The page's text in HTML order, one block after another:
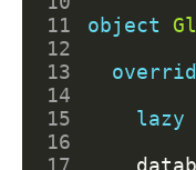
11
object
12
13
14
15
lazy
16